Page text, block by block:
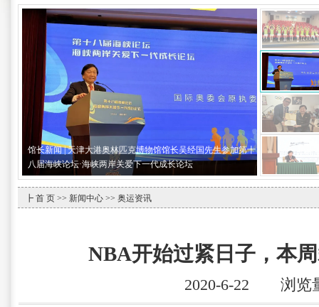
馆长新闻 | 天津大港奥林匹克博物馆馆长吴经国先生参加第十
八届海峡论坛·海峡两岸关爱下一代成长论坛
┣ 首 页 >> 新闻中心 >> 奥运资讯
NBA开始过紧日子，本
2020-6-22 浏览